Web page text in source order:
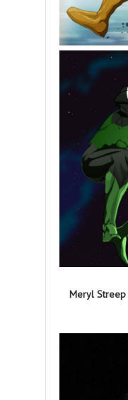
Meryl Streep